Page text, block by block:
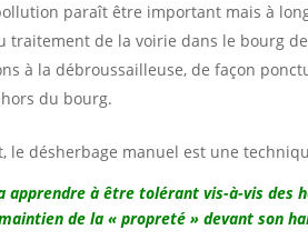
paraît être important mais à
traitement de la voirie dans le bourg
à la débroussailleuse, de façon
du bourg.
le désherbage manuel est une
apprendre à être tolérant vis-à-vis des
de la « propreté » devant son